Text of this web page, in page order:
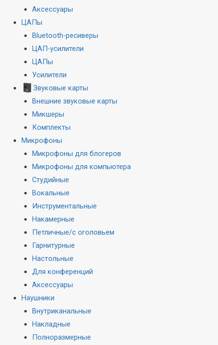
Аксессуары
ЦАПы
Bluetooth-ресиверы
ЦАП-усилители
ЦАПы
Усилители
Звуковые карты
Внешние звуковые карты
Микшеры
Комплекты
Микрофоны
Микрофоны для блогеров
Микрофоны для компьютера
Студийные
Вокальные
Инструментальные
Накамерные
Петличные/с оголовьем
Гарнитурные
Настольные
Для конференций
Аксессуары
Наушники
Внутриканальные
Накладные
Полноразмерные